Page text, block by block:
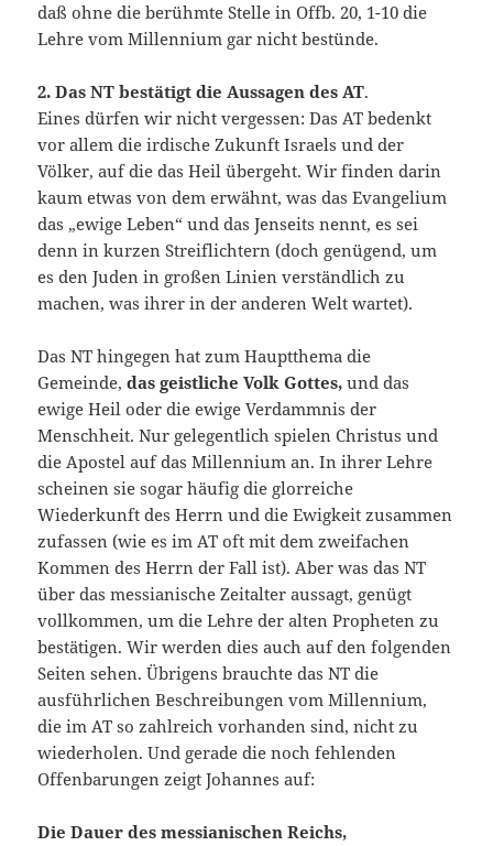
daß ohne die berühmte Stelle in Offb. 20, 1-10 die
Lehre vom Millennium gar nicht bestünde.
2. Das NT bestätigt die Aussagen des AT.
Eines dürfen wir nicht vergessen: Das AT bedenkt
vor allem die irdische Zukunft Israels und der
Völker, auf die das Heil übergeht. Wir finden darin
kaum etwas von dem erwähnt, was das Evangelium
das „ewige Leben“ und das Jenseits nennt, es sei
denn in kurzen Streiflichtern (doch genügend, um
es den Juden in großen Linien verständlich zu
machen, was ihrer in der anderen Welt wartet).
Das NT hingegen hat zum Hauptthema die
Gemeinde,das geistliche Volk Gottes, und das
ewige Heil oder die ewige Verdammnis der
Menschheit. Nur gelegentlich spielen Christus und
die Apostel auf das Millennium an. In ihrer Lehre
scheinen sie sogar häufig die glorreiche
Wiederkunft des Herrn und die Ewigkeit zusammen
zufassen (wie es im AT oft mit dem zweifachen
Kommen des Herrn der Fall ist). Aber was das NT
über das messianische Zeitalter aussagt, genügt
vollkommen, um die Lehre der alten Propheten zu
bestätigen. Wir werden dies auch auf den folgenden
Seiten sehen. Übrigens brauchte das NT die
ausführlichen Beschreibungen vom Millennium,
die im AT so zahlreich vorhanden sind, nicht zu
wiederholen. Und gerade die noch fehlenden
Offenbarungen zeigt Johannes auf:
Die Dauer des messianischen Reichs,